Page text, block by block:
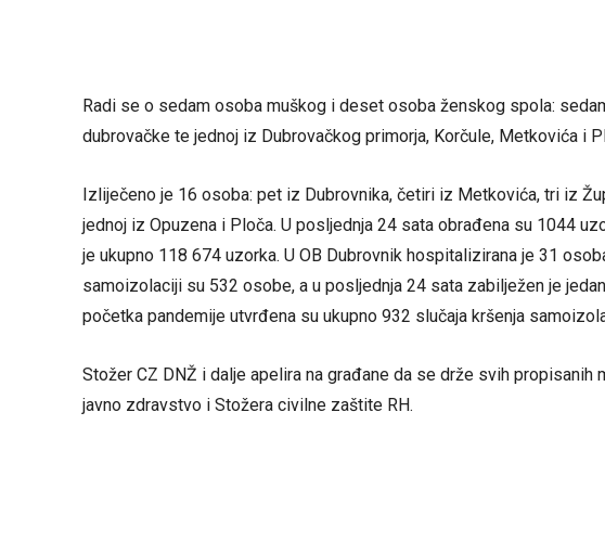
Radi se o sedam osoba muškog i deset osoba ženskog spola:
dubrovačke te jednoj iz Dubrovačkog primorja, Korčule, Metkovića i
Izliječeno je 16 osoba: pet iz Dubrovnika, četiri iz Metkovića, tri iz
jednoj iz Opuzena i Ploča. U posljednja 24 sata obrađena su 1044
je ukupno 118 674 uzorka. U OB Dubrovnik hospitalizirana je 31
samoizolaciji su 532 osobe, a u posljednja 24 sata zabilježen je
početka pandemije utvrđena su ukupno 932 slučaja kršenja
Stožer CZ DNŽ i dalje apelira na građane da se drže svih propisanih
javno zdravstvo i Stožera civilne zaštite RH.